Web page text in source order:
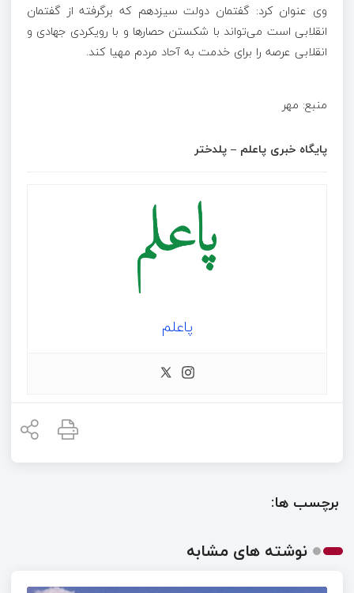
وی عنوان کرد: گفتمان دولت سیزدهم که برگرفته از گفتمان
انقلابی است می‌تواند با شکستن حصارها و با رویکردی جهادی و
انقلابی عرصه را برای خدمت به آحاد مردم مهیا کند.
منبع: مهر
پایگاه خبری پاعلم – پلدختر
پاعلم
برچسب ها:
نوشته های مشابه